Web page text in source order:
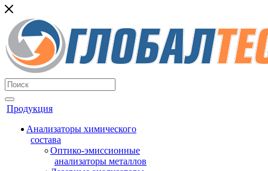
Продукция
Анализаторы химического
состава
Оптико-эмиссионные
анализаторы металлов